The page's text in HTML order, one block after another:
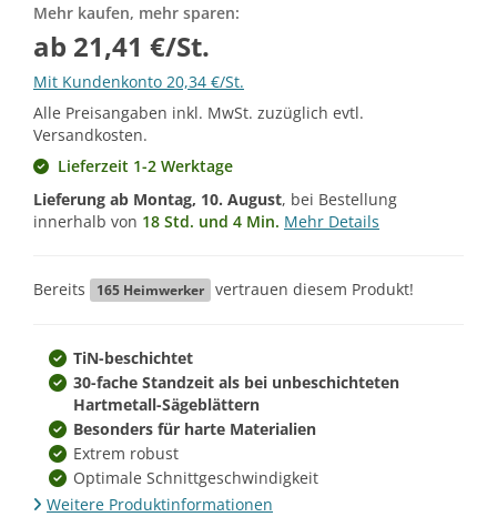
Mehr kaufen, mehr sparen:
ab 21,41 €/St.
Mit Kundenkonto 20,34 €/St.
Alle Preisangaben inkl. MwSt. zuzüglich evtl.
Versandkosten.
Lieferzeit 1-2 Werktage
Lieferung ab Montag, 10. August, bei Bestellung
innerhalb von 18 Std. und 4 Min. Mehr Details
Bereits 165 Heimwerker vertrauen diesem Produkt!
TiN-beschichtet
30-fache Standzeit als bei unbeschichteten
Hartmetall-Sägeblättern
Besonders für harte Materialien
Extrem robust
Optimale Schnittgeschwindigkeit
Weitere Produktinformationen